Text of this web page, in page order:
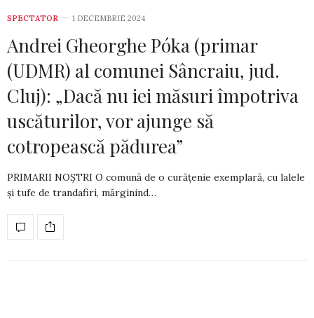
SPECTATOR 1 DECEMBRIE 2024
Andrei Gheorghe Póka (primar
(UDMR) al comunei Sâncraiu, jud.
Cluj): „Dacă nu iei măsuri împotriva
uscăturilor, vor ajunge să
cotropească pădurea”
PRIMARII NOȘTRI O comună de o curățenie exemplară, cu lalele
și tufe de trandafiri, mărginind…